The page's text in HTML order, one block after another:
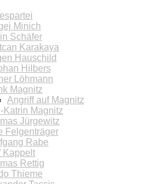
Minich
Schäfer
Karakaya
Hauschild
Hilbers
Löhmann
Magnitz
Angriff auf Magnitz
Katrin Magnitz
Jürgewitz
Felgenträger
Rabe
Kappelt
Rettig
Thieme